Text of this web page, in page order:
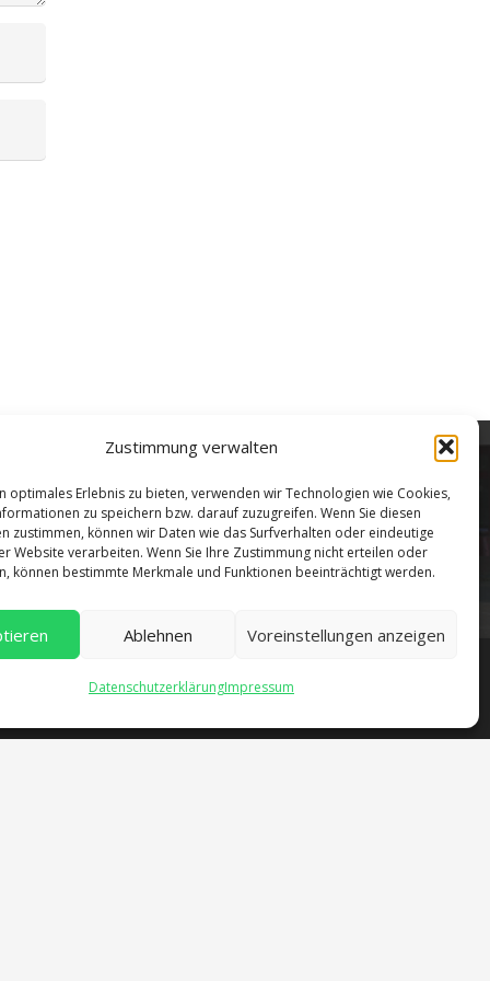
Zustimmung verwalten
optimales Erlebnis zu bieten, verwenden wir Technologien wie Cookies,
zu speichern bzw. darauf zuzugreifen. Wenn Sie diesen
zustimmen, können wir Daten wie das Surfverhalten oder eindeutige
Website verarbeiten. Wenn Sie Ihre Zustimmung nicht erteilen oder
können bestimmte Merkmale und Funktionen beeinträchtigt werden.
Ablehnen Voreinstellungen anzeigen
DatenschutzerklärungImpressum
Fr: 07:00 – 13:30 Uhr